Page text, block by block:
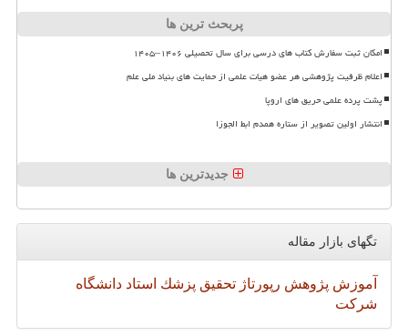
پربحث ترین ها
امکان ثبت سفارش کتاب های درسی برای سال تحصیلی ۱۴۰۶–۱۴۰۵
اعلام ظرفیت پژوهشی هر عضو هیات علمی از حمایت های بنیاد ملی علم
پشت پرده علمی حریق های اروپا
انتشار اولین تصویر از ستاره همدم ابط الجوزا
جدیدترین ها
تگهای بازار مقاله
آموزش پژوهش رپورتاژ تحقیق پزشك استاد دانشگاه
شركت